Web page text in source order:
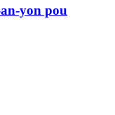
yon pou